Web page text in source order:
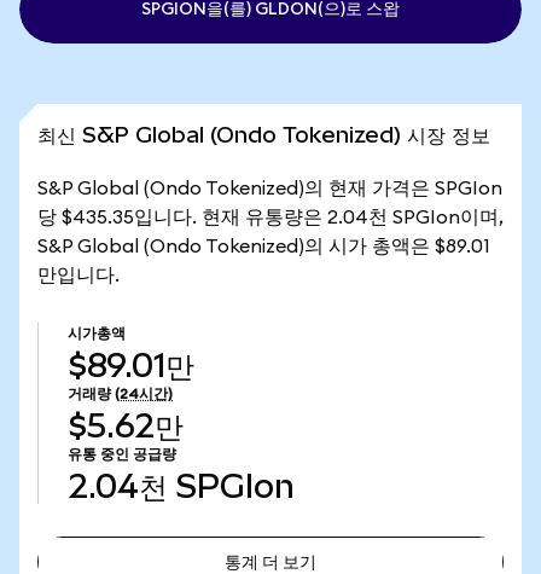
SPGION을(를) GLDON(으)로 스왑
최신 S&P Global (Ondo Tokenized) 시장 정보
S&P Global (Ondo Tokenized)의 현재 가격은 SPGIon
당 $435.35입니다. 현재 유통량은 2.04천 SPGIon이며,
S&P Global (Ondo Tokenized)의 시가 총액은 $89.01
만입니다.
시가총액
$89.01만
거래량 (24시간)
$5.62만
유통 중인 공급량
2.04천 SPGIon
통계 더 보기